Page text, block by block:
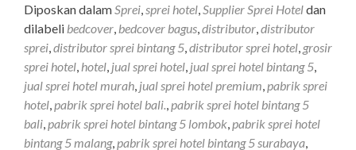
Diposkan dalamSprei,sprei hotel,Supplier Sprei Hoteldan
dilabeli bedcover, bedcover bagus,distributor,distributor
sprei,distributor sprei bintang 5,distributor sprei hotel, grosir
sprei hotel, hotel, jual sprei hotel, jual sprei hotel bintang 5,
jual sprei hotel murah, jual sprei hotel premium,pabrik sprei
hotel,pabrik sprei hotel bali.,pabrik sprei hotel bintang 5
bali,pabrik sprei hotel bintang 5 lombok,pabrik sprei hotel
bintang 5 malang,pabrik sprei hotel bintang 5 surabaya,